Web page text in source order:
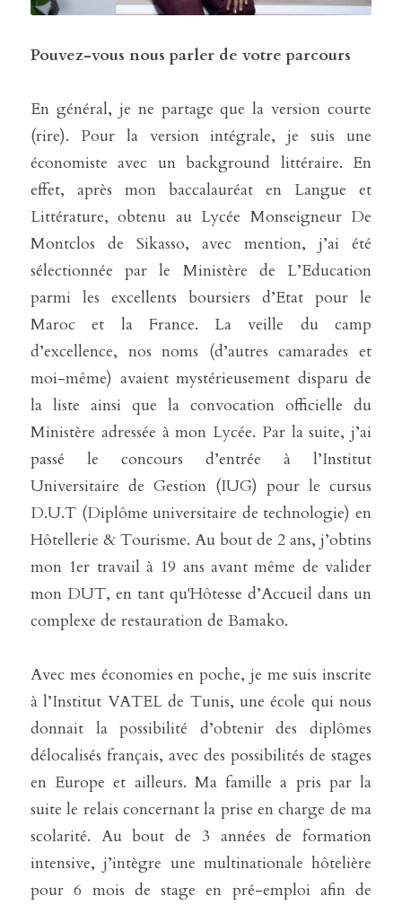
Pouvez-vous nous parler de votre parcours
En général, je ne partage que la version courte
(rire). Pour la version intégrale, je suis une
économiste avec un background littéraire. En
effet, après mon baccalauréat en Langue et
Littérature, obtenu au Lycée Monseigneur De
Montclos de Sikasso, avec mention, j’ai été
sélectionnée par le Ministère de L’Education
parmi les excellents boursiers d’Etat pour le
Maroc et la France. La veille du camp
d’excellence, nos noms (d’autres camarades et
moi-même) avaient mystérieusement disparu de
la liste ainsi que la convocation officielle du
Ministère adressée à mon Lycée. Par la suite, j’ai
passé le concours d’entrée à l’Institut
Universitaire de Gestion (IUG) pour le cursus
D.U.T (Diplôme universitaire de technologie) en
Hôtellerie & Tourisme. Au bout de 2 ans, j’obtins
mon 1er travail à 19 ans avant même de valider
mon DUT, en tant qu'Hôtesse d’Accueil dans un
complexe de restauration de Bamako.
Avec mes économies en poche, je me suis inscrite
à l’Institut VATEL de Tunis, une école qui nous
donnait la possibilité d’obtenir des diplômes
délocalisés français, avec des possibilités de stages
en Europe et ailleurs. Ma famille a pris par la
suite le relais concernant la prise en charge de ma
scolarité. Au bout de 3 années de formation
intensive, j’intègre une multinationale hôtelière
pour 6 mois de stage en pré-emploi afin de